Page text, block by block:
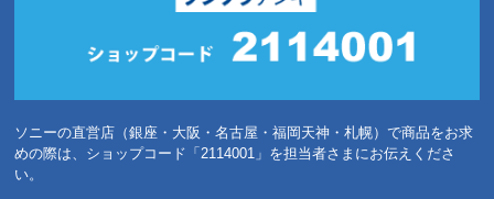
ソニーの直営店（銀座・大阪・名古屋・福岡天神・札幌）で商品をお求
めの際は、ショップコード「2114001」を担当者さまにお伝えくださ
い。